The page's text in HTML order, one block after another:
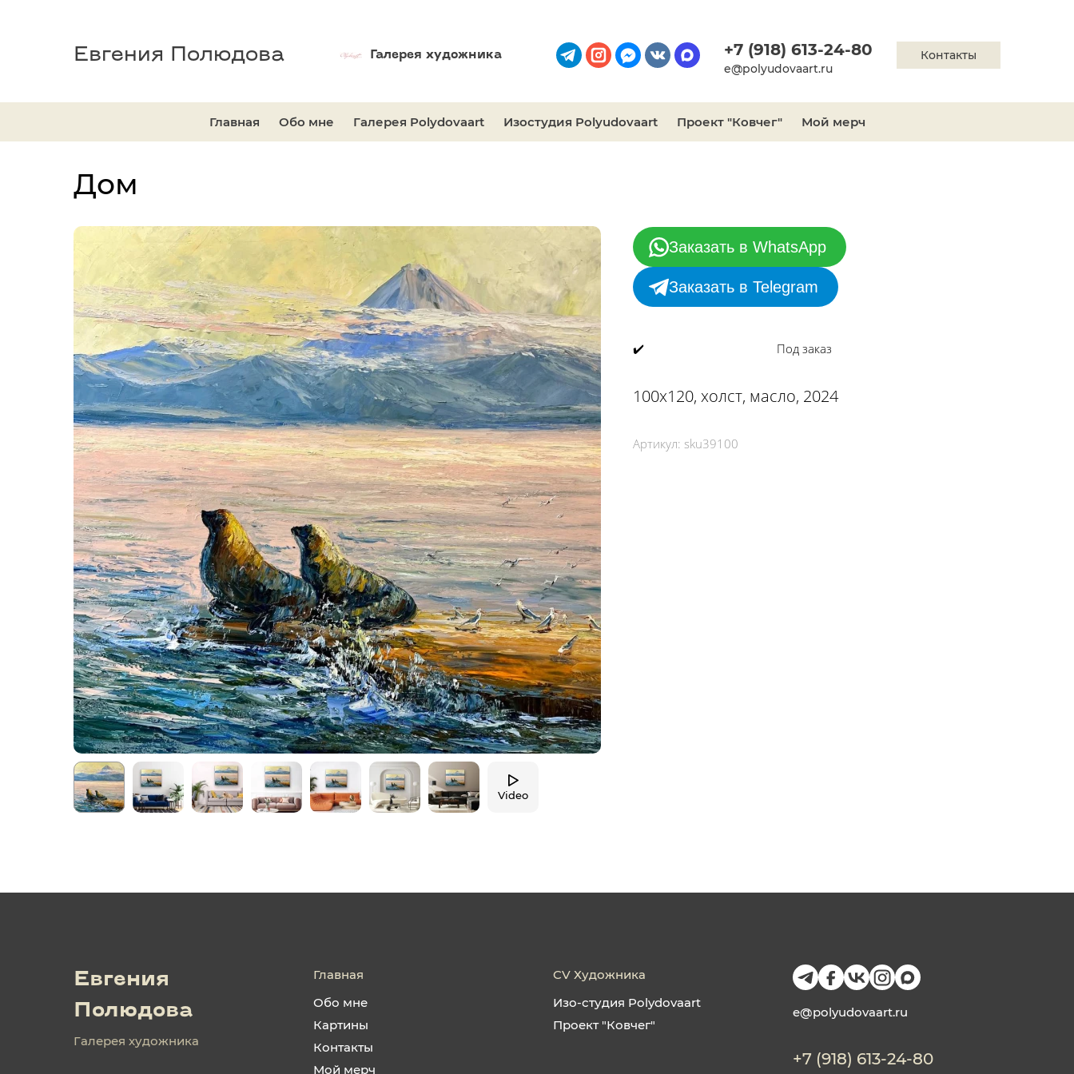
Евгения Полюдова Галерея художника +7 (918) 613-24-80
e@polyudovaart.ru
Контакты
Главная Обо мне Галерея Polydovaart Изостудия Polyudovaart Проект "Ковчег" Мой мерч
Дом
Video
Заказать в WhatsApp
Заказать в Telegram
✔️ Под заказ
100х120, холст, масло, 2024
Артикул: sku39100
Евгения
Полюдова
Галерея художника
Главная
Обо мне
Картины
Контакты
Мой мерч
CV Художника
Изо-студия Polydovaart
Проект "Ковчег"
e@polyudovaart.ru
+7 (918) 613-24-80